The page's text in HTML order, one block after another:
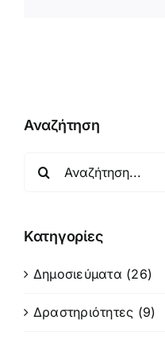
Αναζήτηση
Κατηγορίες
Δημοσιεύματα (26)
Δραστηριότητες (9)